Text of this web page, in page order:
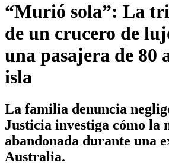
“Murió sola”: La
de un crucero de
una pasajera de 80
isla
La familia denuncia
Justicia investiga cómo la
abandonada durante una
Australia.